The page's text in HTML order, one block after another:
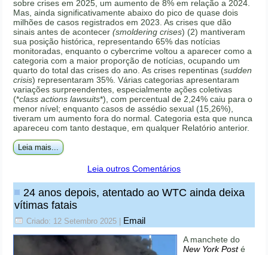
sobre crises em 2025, um aumento de 8% em relação a 2024.
Mas, ainda significativamente abaixo do pico de quase dois
milhões de casos registrados em 2023. As crises que dão
sinais antes de acontecer(smoldering crises) (2) mantiveram
sua posição histórica, representando 65% das notícias
monitoradas, enquanto o cybercrime voltou a aparecer como a
categoria com a maior proporção de notícias, ocupando um
quarto do total das crises do ano. As crises repentinas (sudden
crisis) representaram 35%. Várias categorias apresentaram
variações surpreendentes, especialmente ações coletivas
(*class actions lawsuits*), com percentual de 2,24% caiu para o
menor nível; enquanto casos de assédio sexual (15,26%),
tiveram um aumento fora do normal. Categoria esta que nunca
apareceu com tanto destaque, em qualquer Relatório anterior.
Leia mais...
Leia outros Comentários
24 anos depois, atentado ao WTC ainda deixa
vítimas fatais
Criado: 12 Setembro 2025 Email
A manchete do
New York Posté